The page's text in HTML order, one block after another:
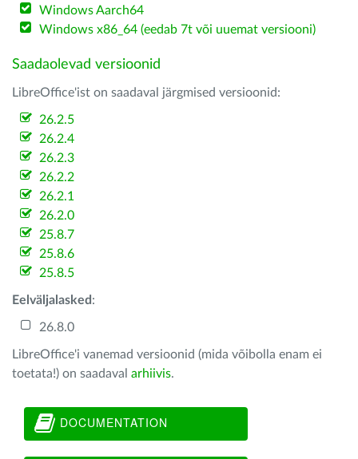
Windows Aarch64
Windows x86_64 (eedab 7t või uuemat versiooni)
Saadaolevad versioonid
LibreOffice'ist on saadaval järgmised versioonid:
26.2.5
26.2.4
26.2.3
26.2.2
26.2.1
26.2.0
25.8.7
25.8.6
25.8.5
Eelväljalasked :
26.8.0
LibreOffice'i vanemad versioonid (mida võibolla enam ei
toetata!) on saadaval arhiivis.
DOCUMENTATION